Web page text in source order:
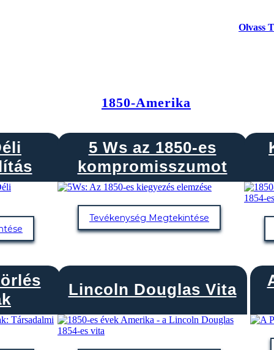
Olvass
1850-Amerika
5 Ws az 1850-es
kompromisszumot
Tevékenység Megtekintése
Lincoln Douglas Vita